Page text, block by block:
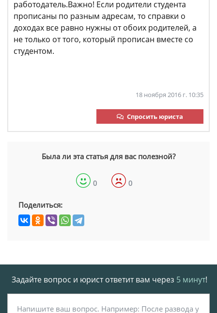
работодатель.Важно! Если родители студента
прописаны по разным адресам, то справки о
доходах все равно нужны от обоих родителей, а
не только от того, который прописан вместе со
студентом.
18 ноября 2016 г. 10:35
Спросить юриста
Была ли эта статья для вас полезной?
0 0
Поделиться:
Задайте вопрос и юрист ответит вам через 5 минут!